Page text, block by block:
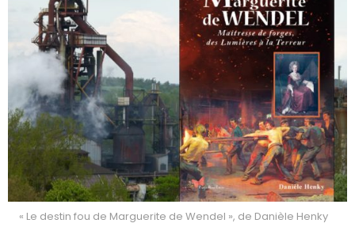
« Le destin fou de Marguerite de Wendel », de Danièle Henky